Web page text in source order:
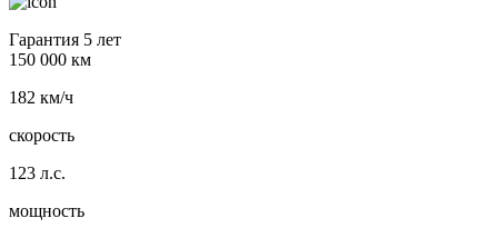
Гарантия 5 лет
150 000 км
182 км/ч
скорость
123 л.с.
мощность